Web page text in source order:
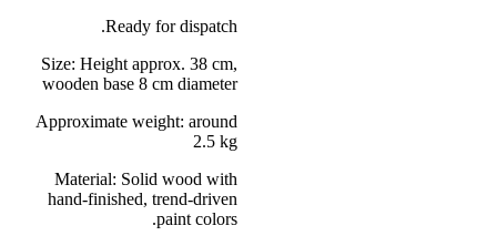
Ready for dispatch.
Size: Height approx. 38 cm,
wooden base 8 cm diameter
Approximate weight: around
2.5 kg
Material: Solid wood with
hand-finished, trend-driven
paint colors.